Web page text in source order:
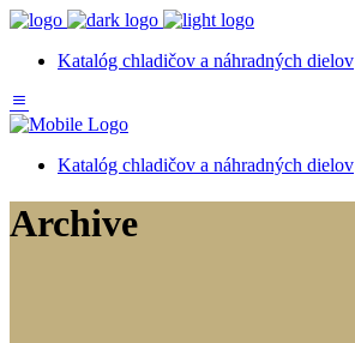
Katalóg chladičov a náhradných dielov
Katalóg chladičov a náhradných dielov
Archive